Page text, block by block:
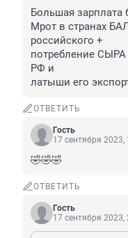
Большая зарплата
Мрот в странах
российского +
потребление
РФ и
латыши его
ОТВЕТИТЬ
Гость
17 сентября 2023,
🤣🤣🤣
ОТВЕТИТЬ
Гость
17 сентября 2023,